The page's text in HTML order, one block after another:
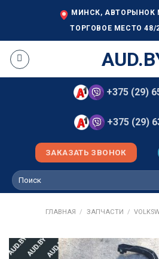
МИНСК, АВТОРЫНОК
ТОРГОВОЕ МЕСТО 48/
+375 (29)
+375 (29)
ЗАКАЗАТЬ ЗВОНОК
Искать:
ГЛАВНАЯ / ЗАПЧАСТИ /